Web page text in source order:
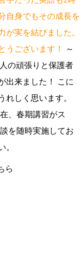
自身でもその成長を
が実を結びました。
うございます！
～
の頑張りと保護者
出来ました！ こに
れしく思います。
、春期講習がス
を随時実施してお
。
ら